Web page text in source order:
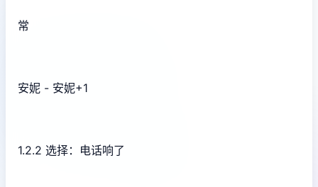
常
安妮 - 安妮+1
1.2.2 选择：电话响了